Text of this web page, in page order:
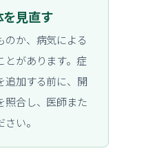
見直す
のか、病気による
とがあります。症
追加する前に、開
照合し、医師また
い。